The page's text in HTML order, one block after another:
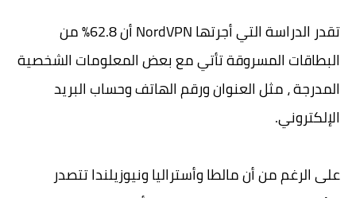
تقدر الدراسة التي أجرتها NordVPN أن 62.8٪ من
البطاقات المسروقة تأتي مع بعض المعلومات الشخصية
المدرجة ، مثل العنوان ورقم الهاتف وحساب البريد
الإلكتروني.
على الرغم من أن مالطا وأستراليا ونيوزيلندا تتصدر